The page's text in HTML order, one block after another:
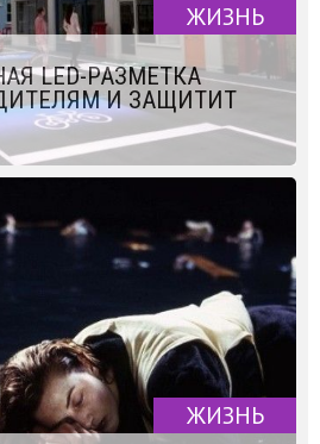
ЖИЗНЬ
LED-РАЗМЕТКА
И ЗАЩИТИТ
ЖИЗНЬ